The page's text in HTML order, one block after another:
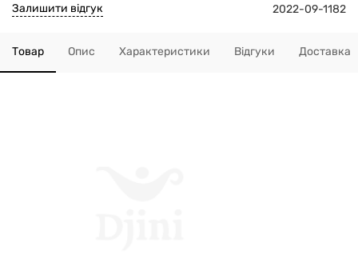
2022-09-1182
Залишити відгук
Товар Опис Характеристики Відгуки Доставка